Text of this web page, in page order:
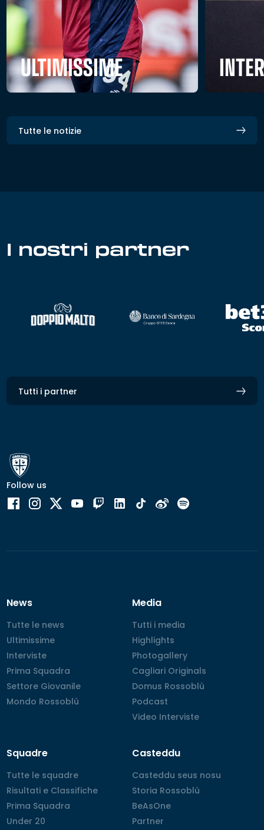
ULTIMISSIME
Tutte le notizie
I nostri partner
Tutti i partner
Follow us
News
Tutte le news
Tutte le news
Ultimissime
Ultimissime
Interviste
Interviste
Prima Squadra
Prima Squadra
Settore Giovanile
Settore Giovanile
Mondo Rossoblù
Mondo Rossoblù
Media
Tutti i media
Tutti i media
Highlights
Highlights
Photogallery
Photogallery
Cagliari Originals
Cagliari Originals
Domus Rossoblù
Domus Rossoblù
Podcast
Podcast
Video Interviste
Video Interviste
Squadre
Tutte le squadre
Tutte le squadre
Risultati e Classifiche
Risultati e Classifiche
Prima Squadra
Prima Squadra
Under 20
Under 20
Casteddu
Casteddu seus nosu
Casteddu seus nosu
Storia Rossoblù
Storia Rossoblù
BeAsOne
BeAsOne
Partner
Partner